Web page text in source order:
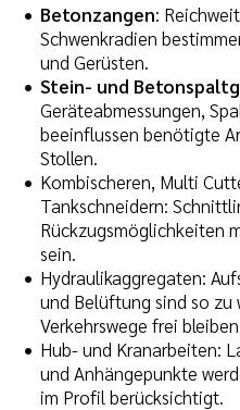
Betonzangen:
Schwenkradien
und Gerüsten.
Stein- und
Geräteabmessungen,
beeinflussen benötigte
Stollen.
Kombischeren, Multi
Tankschneidern:
Rückzugsmöglichkeiten
sein.
Hydraulikaggregaten:
und Belüftung sind so zu
Verkehrswege frei
Hub- und Kranarbeiten:
und Anhängepunkte
im Profil berücksichtigt.